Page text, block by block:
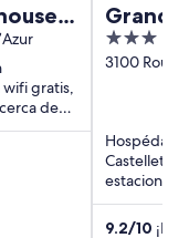
gratis,
de
Grand
3
out
3100 Route
Hospédate
Castellet.
Estarás
9.2/10